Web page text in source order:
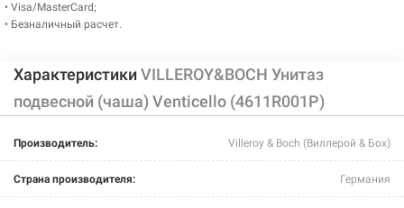
• Visa/MasterCard;
• Безналичный расчет.
ХарактеристикиVILLEROY&BOCH Унитаз
подвесной (чаша) Venticello (4611R001P)
Производитель: Villeroy & Boch (Виллерой & Бох)
Страна производителя: Германия